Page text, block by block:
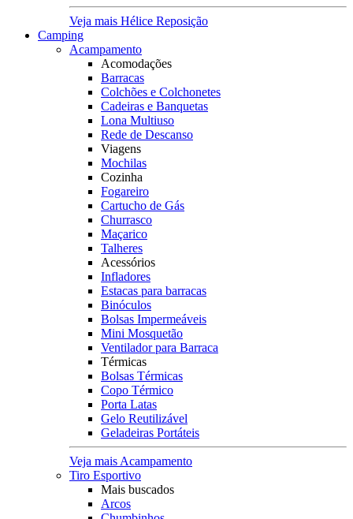
Veja mais Hélice Reposição
Camping
Acampamento
Acomodações
Barracas
Colchões e Colchonetes
Cadeiras e Banquetas
Lona Multiuso
Rede de Descanso
Viagens
Mochilas
Cozinha
Fogareiro
Cartucho de Gás
Churrasco
Maçarico
Talheres
Acessórios
Infladores
Estacas para barracas
Binóculos
Bolsas Impermeáveis
Mini Mosquetão
Ventilador para Barraca
Térmicas
Bolsas Térmicas
Copo Térmico
Porta Latas
Gelo Reutilizável
Geladeiras Portáteis
Veja mais Acampamento
Tiro Esportivo
Mais buscados
Arcos